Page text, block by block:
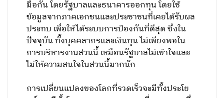
มือกัน โดยรัฐบาลและธนาคารออกทุน โดยใช้
ข้อมูลจากภาคเอกชนและประชาชนที่เคยได้รับผล
ประทบ เพื่อให้ได้ระบบการป้องกันที่ดีสุด ซึ่งใน
ปัจจุบัน ทั้งบุคคล​ากรและเงินทุน ไม่เพียงพอใน
การบริหารงานส่วนนี้ เหมือนรัฐบาลไม่เข้าใจและ
ไม่ให้ความสนใจในส่วนนี้มากนัก
การเปลี่ยนแปลงของโลกที่รวดเร็วจะมีทั้งประโย